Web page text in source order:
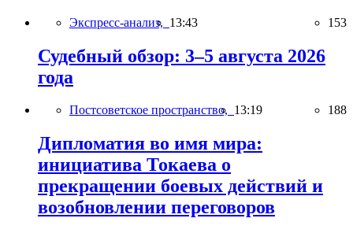
Экспресс-анализ, 13:43 153
Судебный обзор: 3–5 августа 2026
года
Постсоветское пространство, 13:19 188
Дипломатия во имя мира:
инициатива Токаева о
прекращении боевых действий и
возобновлении переговоров